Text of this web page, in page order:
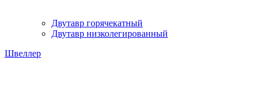
Двутавр горячекатный
Двутавр низколегированный
Швеллер